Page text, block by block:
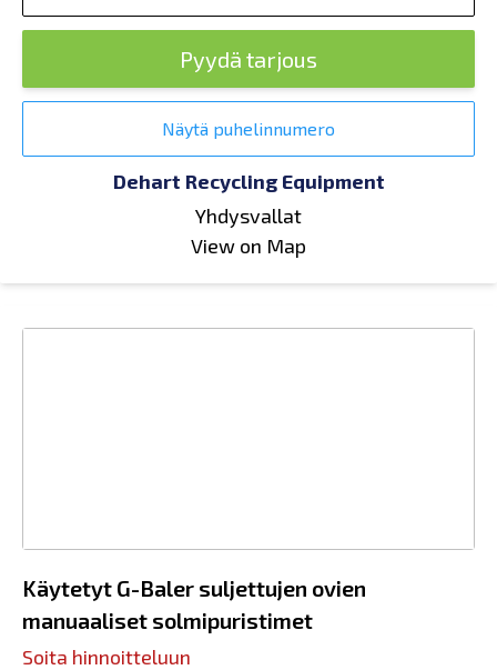
Pyydä tarjous
Näytä puhelinnumero
Dehart Recycling Equipment
Yhdysvallat
View on Map
Käytetyt G-Baler suljettujen ovien
manuaaliset solmipuristimet
Soita hinnoitteluun